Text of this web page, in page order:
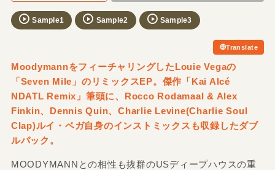
Sample1 Sample2 Sample3
Translate
MoodymannをフィーチャリングしたLouie Vegaの
「Seven Mile」のリミックスEP。傑作「Kai Alcé
NDATL Remix」筆頭に、Rocco Rodamaal & Alex
Finkin、Dennis Quin、Charlie Levine(Charlie Soul
Clap)ルイ・ベガ自身のインストミックスも収録したダブ
ルパック。
MOODYMANNとの相性も抜群のUSディープハウスの重